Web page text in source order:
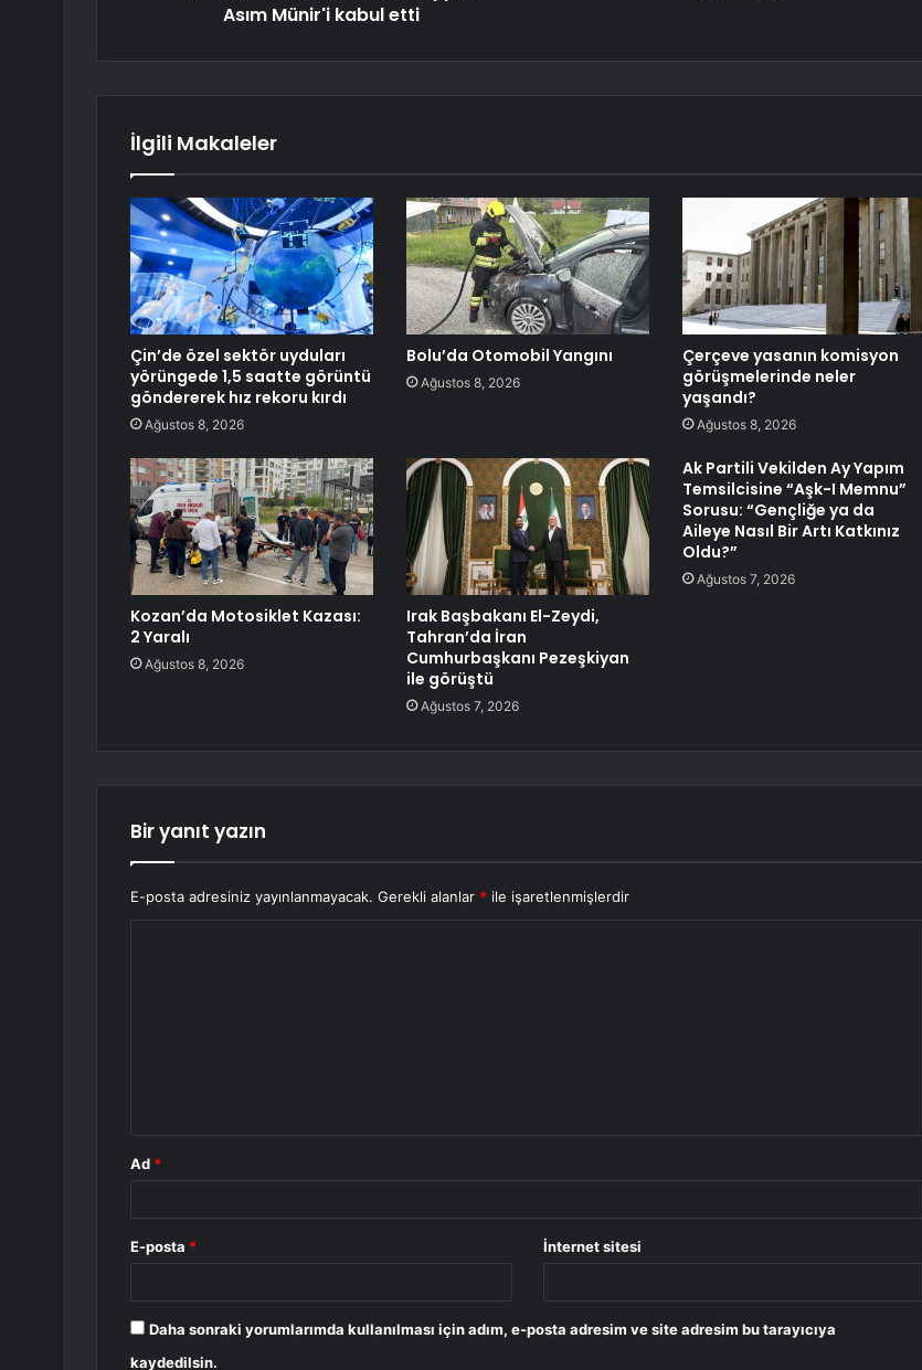
Asım Münir'i kabul etti
İlgili Makaleler
Çin’de özel sektör uyduları
yörüngede 1,5 saatte görüntü
göndererek hız rekoru kırdı
Ağustos 8, 2026
Bolu’da Otomobil Yangını
Ağustos 8, 2026
Çerçeve yasanın komisyon
görüşmelerinde neler
yaşandı?
Ağustos 8, 2026
Kozan’da Motosiklet Kazası:
2 Yaralı
Ağustos 8, 2026
Irak Başbakanı El-Zeydi,
Tahran’da İran
Cumhurbaşkanı Pezeşkiyan
ile görüştü
Ağustos 7, 2026
Ak Partili Vekilden Ay Yapım
Temsilcisine “Aşk-I Memnu”
Sorusu: “Gençliğe ya da
Aileye Nasıl Bir Artı Katkınız
Oldu?”
Ağustos 7, 2026
Bir yanıt yazın
E-posta adresiniz yayınlanmayacak. Gerekli alanlar * ile işaretlenmişlerdir
Ad *
E-posta * İnternet sitesi
Daha sonraki yorumlarımda kullanılması için adım, e-posta adresim ve site adresim bu tarayıcıya
kaydedilsin.